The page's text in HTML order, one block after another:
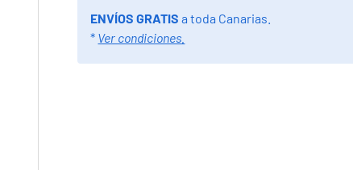
ENVÍOS GRATISa toda Canarias.
* Ver condiciones.